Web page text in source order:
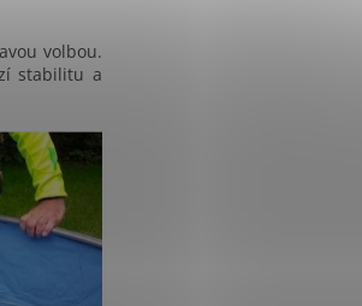
volbou.
stabilitu a